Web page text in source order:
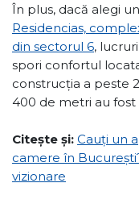
În plus, dacă alegi
Residencias,
din sectorul 6,
spori confortul
construcția a peste
400 de metri au fost
Citește și: Cauți un
camere în
vizionare